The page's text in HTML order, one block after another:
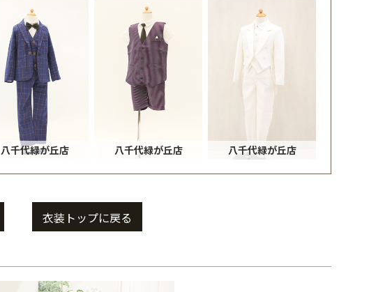
八千代緑が丘店 八千代緑が丘店 八千代緑が丘店
衣装トップに戻る